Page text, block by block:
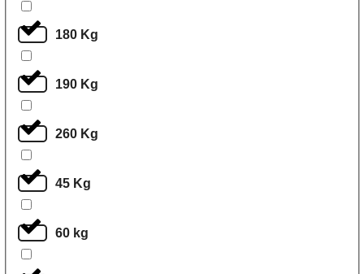
180 Kg
190 Kg
260 Kg
45 Kg
60 kg